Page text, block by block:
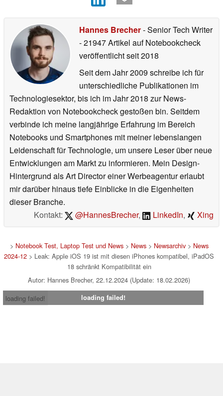
Hannes Brecher- Senior Tech Writer
- 21947 Artikel auf Notebookcheck
veröffentlichtseit 2018
Seit dem Jahr 2009 schreibe ich für
unterschiedliche Publikationen im
Technologiesektor, bis ich im Jahr 2018 zur News-
Redaktion von Notebookcheck gestoßen bin. Seitdem
verbinde ich meine langjährige Erfahrung im Bereich
Notebooks und Smartphones mit meiner lebenslangen
Leidenschaft für Technologie, um unsere Leser über neue
Entwicklungen am Markt zu informieren. Mein Design-
Hintergrund als Art Director einer Werbeagentur erlaubt
mir darüber hinaus tiefe Einblicke in die Eigenheiten
dieser Branche.
Kontakt:
@HannesBrecher, LinkedIn, Xing
> Notebook Test, Laptop Test und News> News> Newsarchiv> News
2024-12 > Leak: Apple iOS 19 ist mit diesen iPhones kompatibel, iPadOS
18 schränkt Kompatibilität ein
Autor: Hannes Brecher, 22.12.2024 (Update: 18.02.2026)
loading failed!
loading failed!